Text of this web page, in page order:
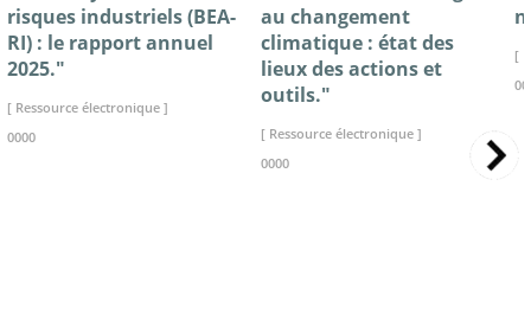
risques industriels (BEA-
RI) : le rapport annuel
2025."
[ Ressource électronique ]
0000
au changement
climatique : état des
lieux des actions et
outils."
[ Ressource électronique ]
0000
[